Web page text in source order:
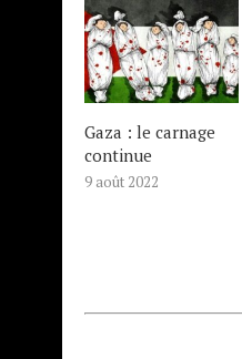
Gaza : le carnage
continue
9 août 2022